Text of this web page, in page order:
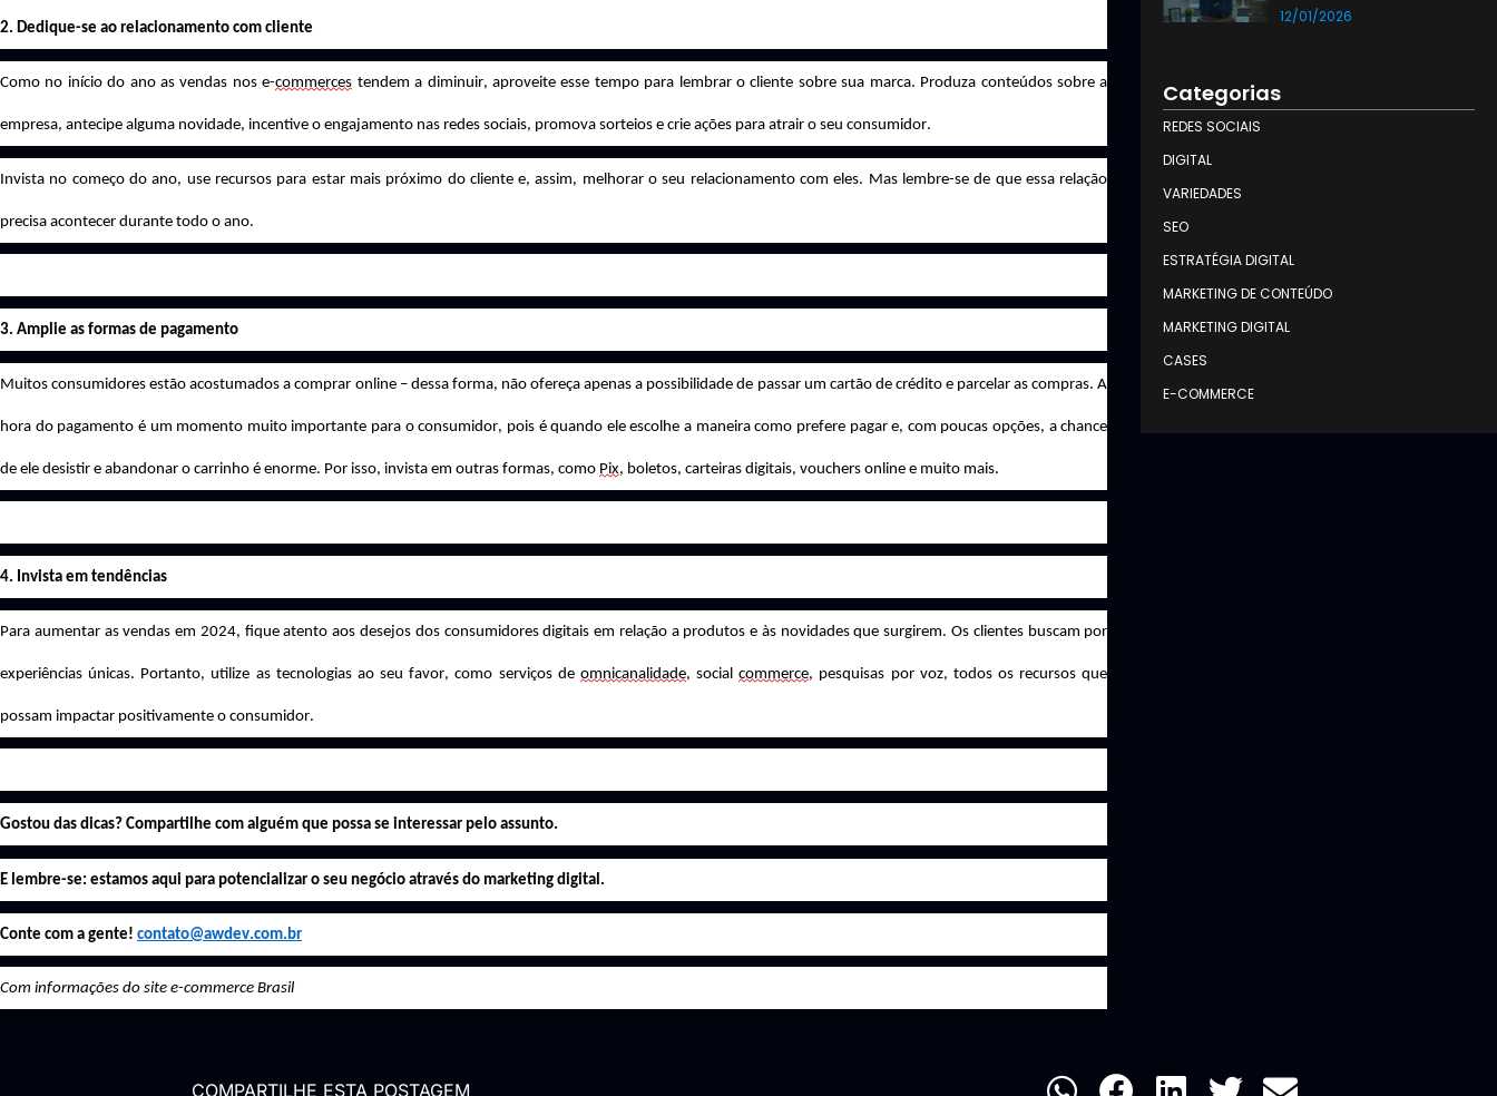
2. Dedique-se ao relacionamento com cliente
Como no início do ano as vendas nos e-commerces tendem a diminuir, aproveite esse tempo para lembrar o cliente sobre sua marca. Produza conteúdos sobre a
empresa, antecipe alguma novidade, incentive o engajamento nas redes sociais, promova sorteios e crie ações para atrair o seu consumidor.
Invista no começo do ano, use recursos para estar mais próximo do cliente e, assim, melhorar o seu relacionamento com eles. Mas lembre-se de que essa relação
precisa acontecer durante todo o ano.
3. Amplie as formas de pagamento
Muitos consumidores estão acostumados a comprar online – dessa forma, não ofereça apenas a possibilidade de passar um cartão de crédito e parcelar as compras. A
hora do pagamento é um momento muito importante para o consumidor, pois é quando ele escolhe a maneira como prefere pagar e, com poucas opções, a chance
de ele desistir e abandonar o carrinho é enorme. Por isso, invista em outras formas, como Pix, boletos, carteiras digitais, vouchers online e muito mais.
4. Invista em tendências
Para aumentar as vendas em 2024, fique atento aos desejos dos consumidores digitais em relação a produtos e às novidades que surgirem. Os clientes buscam por
experiências únicas. Portanto, utilize as tecnologias ao seu favor, como serviços de omnicanalidade, socialcommerce, pesquisas por voz, todos os recursos que
possam impactar positivamente o consumidor.
Gostou das dicas? Compartilhe com alguém que possa se interessar pelo assunto.
E lembre-se: estamos aqui para potencializar o seu negócio através do marketing digital.
Conte com a gente! contato@awdev.com.br
Com informações do site e-commerce Brasil
12/01/2026
Categorias
REDES SOCIAIS
DIGITAL
VARIEDADES
SEO
ESTRATÉGIA DIGITAL
MARKETING DE CONTEÚDO
MARKETING DIGITAL
CASES
E-COMMERCE
COMPARTILHE ESTA POSTAGEM